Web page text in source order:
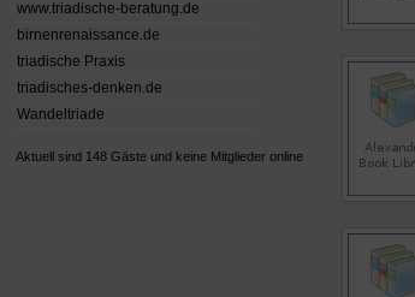
www.triadische-beratung.de
birnenrenaissance.de
triadische Praxis
triadisches-denken.de
Wandeltriade
Aktuell sind 148 Gäste und keine Mitglieder online